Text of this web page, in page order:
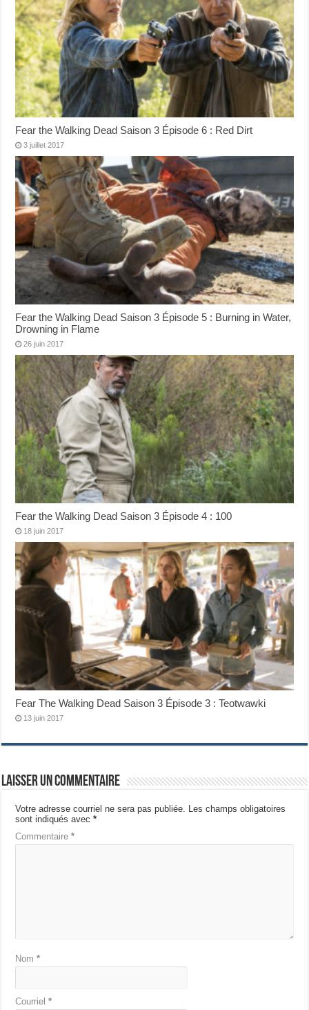
Fear the Walking Dead Saison 3 Épisode 6 : Red Dirt
3 juillet 2017
Fear the Walking Dead Saison 3 Épisode 5 : Burning in Water,
Drowning in Flame
26 juin 2017
Fear the Walking Dead Saison 3 Épisode 4 : 100
18 juin 2017
Fear The Walking Dead Saison 3 Épisode 3 : Teotwawki
13 juin 2017
Laisser un commentaire
Votre adresse courriel ne sera pas publiée. Les champs obligatoires
sont indiqués avec*
Commentaire*
Nom*
Courriel*